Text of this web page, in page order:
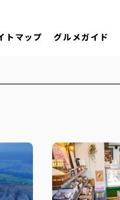
トマップ グルメガイド